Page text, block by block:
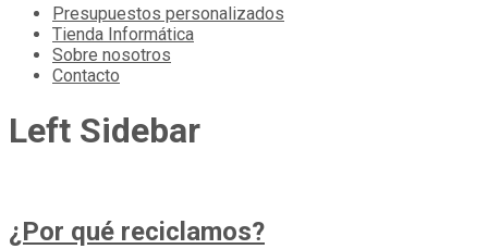
Presupuestos personalizados
Tienda Informática
Sobre nosotros
Contacto
Left Sidebar
¿Por qué reciclamos?